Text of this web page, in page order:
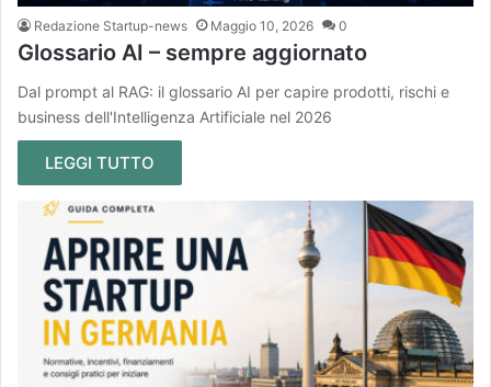
Redazione Startup-news Maggio 10, 2026 0
Glossario AI – sempre aggiornato
Dal prompt al RAG: il glossario AI per capire prodotti, rischi e
business dell'Intelligenza Artificiale nel 2026
LEGGI TUTTO